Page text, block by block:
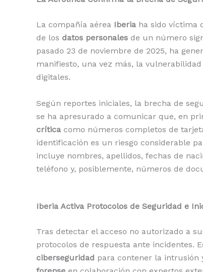
La compañía aérea Iberia ha sido víctima
de los datos personales de un número
pasado 23 de noviembre de 2025, ha
manifiesto, una vez más, la
digitales.
Según reportes iniciales, la brecha de
se ha apresurado a comunicar que, en
crítica como números completos de
identificación es un riesgo considerable
incluye nombres, apellidos, fechas de
teléfono y, posiblemente, números de
Iberia Activa Protocolos de Seguridad e
Tras detectar el acceso no autorizado a
protocolos de respuesta ante incidentes.
ciberseguridad para contener la intrusión